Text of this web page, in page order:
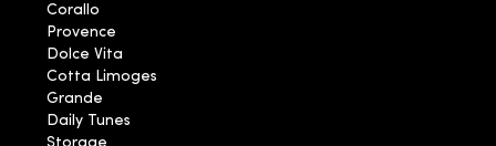
Corallo
Provence
Dolce Vita
Cotta Limoges
Grande
Daily Tunes